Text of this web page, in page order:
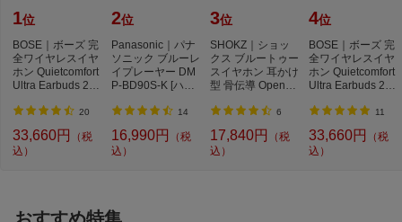
1位
BOSE｜ボーズ 完
全ワイヤレスイヤ
ホン Quietcomfort
Ultra Earbuds 2nd
U...
20
33,660円
（税
込）
2位
Panasonic｜パナ
ソニック ブルーレ
イプレーヤー DM
P-BD90S-K [ハイ
用...
14
16,990円
（税
込）
3位
SHOKZ｜ショッ
クス ブルートゥー
スイヤホン 耳かけ
型 骨伝導 OpenRu
P...
6
17,840円
（税
込）
4位
BOSE｜ボーズ 完
全ワイヤレスイヤ
ホン Quietcomfort
Ultra Earbuds 2nd
O...
11
33,660円
（税
込）